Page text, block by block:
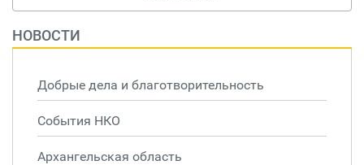
НОВОСТИ
Добрые дела и благотворительность
События НКО
Архангельская область